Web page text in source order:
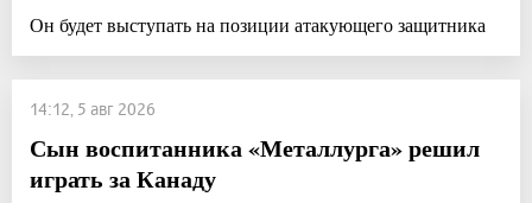
Он будет выступать на позиции атакующего защитника
14:12, 5 авг 2026
Сын воспитанника «Металлурга» решил
играть за Канаду